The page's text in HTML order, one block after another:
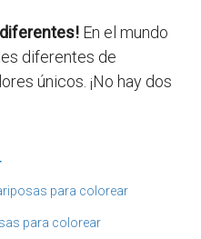
En el mundo
diferentes de
únicos. ¡No hay dos
para colorear
para colorear